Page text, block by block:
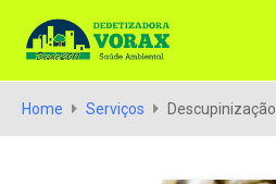
Home Serviços Descupinização